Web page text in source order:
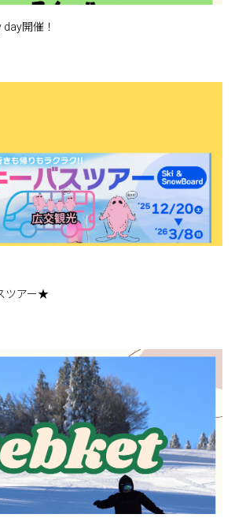
開催！
ツアー★